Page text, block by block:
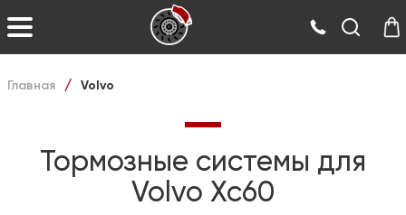
Главная / Volvo
Тормозные системы для
Volvo Xc60